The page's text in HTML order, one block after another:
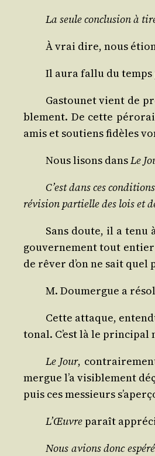
La seule conclu­sion à
À vrai dire, nous
Il aura fal­lu du
Gas­tou­net vient de
ble­ment. De cette
amis et sou­tiens fidèles
Nous lisons dansLe
C’est dans ces
révi­sion par­tielle des lois et
Sans doute, il a tenu
gou­ver­ne­ment tout
de rêver d’on ne sait
M. Dou­mergue a
Cette attaque,
to­nal. C’est là le
Le Jour,
mergue l’a visi­ble­ment
puis ces mes­sieurs
L’Œuvreparaît
Nous avions donc